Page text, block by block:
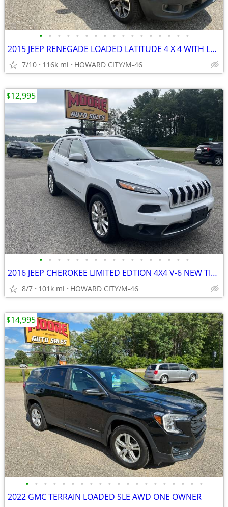
• • • • • • • • • • • • • • • • •
2015 JEEP RENEGADE LOADED LATITUDE 4 X 4 WITH LOW MILES
7/10 116k mi HOWARD CITY/M-46
• • • • • • • • • • • • • • • • •
2016 JEEP CHEROKEE LIMITED EDTION 4X4 V-6 NEW TIRES LOW MILES
8/7 101k mi HOWARD CITY/M-46
$12,995
• • • • • • • • • • • • • • • • • • • •
2022 GMC TERRAIN LOADED SLE AWD ONE OWNER
$14,995